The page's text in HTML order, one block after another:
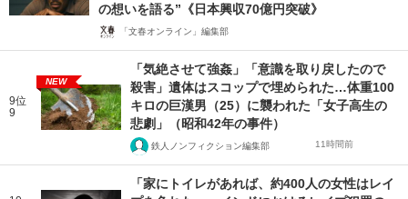
の想いを語る”《日本興収70億円突破》
「文春オンライン」編集部
9位
9
NEW
「気絶させて強姦」「意識を取り戻したので
殺害」遺体はスコップで埋められた…体重100
キロの巨漢男（25）に襲われた「女子高生の
悲劇」（昭和42年の事件）
鉄人ノンフィクション編集部 11時間前
「家にトイレがあれば、約400人の女性はレイ